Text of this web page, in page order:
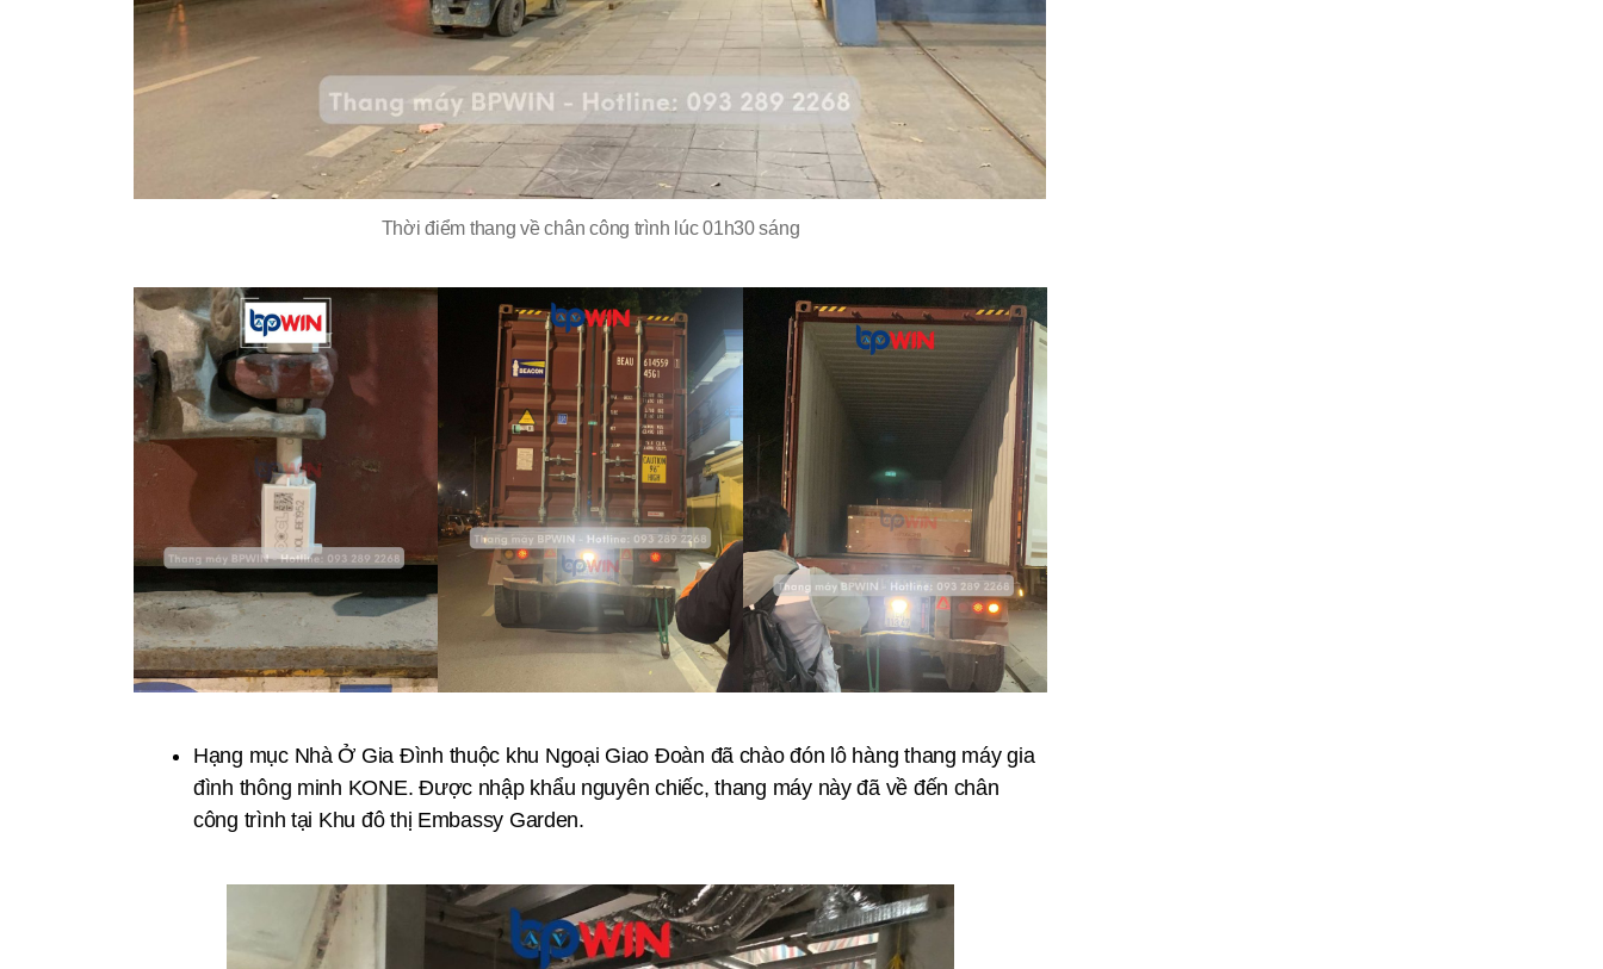
Thời điểm thang về chân công trình lúc 01h30 sáng
Hạng mục Nhà Ở Gia Đình thuộc khu Ngoại Giao Đoàn đã chào đón lô hàng thang máy gia
đình thông minh KONE. Được nhập khẩu nguyên chiếc, thang máy này đã về đến chân
công trình tại Khu đô thị Embassy Garden.